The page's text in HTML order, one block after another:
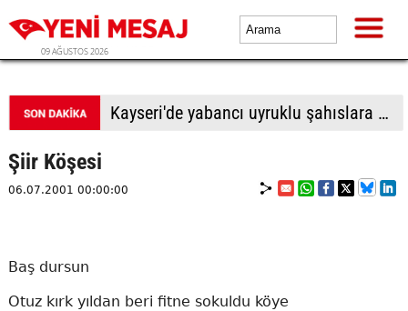
09 AĞUSTOS 2026
BTP Antalya İl Başkanlığından yoğun mesai: İl binasında ve Manavgat'ta üye buluşmaları
Şiir Köşesi
06.07.2001 00:00:00
Baş dursun
Otuz kırk yıldan beri fitne sokuldu köye